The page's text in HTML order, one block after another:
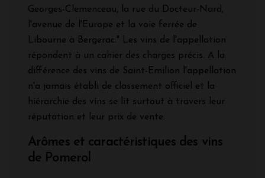
Georges-Clemenceau, la rue du Docteur-Nard,
l'avenue de l'Europe et la voie ferrée de
Libourne à Bergerac." Les vins de l'appellation
répondent à un cahier des charges précis. A la
différence des vins de Saint-Emilion l'appellation
n'a jamais établi de classement officiel et la
hiérarchie des vins se lit surtout à travers leur
réputation et leur prix de vente.
Arômes et caractéristiques des vins
de Pomerol